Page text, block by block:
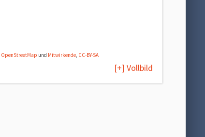
OpenStreetMap und Mitwirkende CC-BY-SA
[+] Vollbild